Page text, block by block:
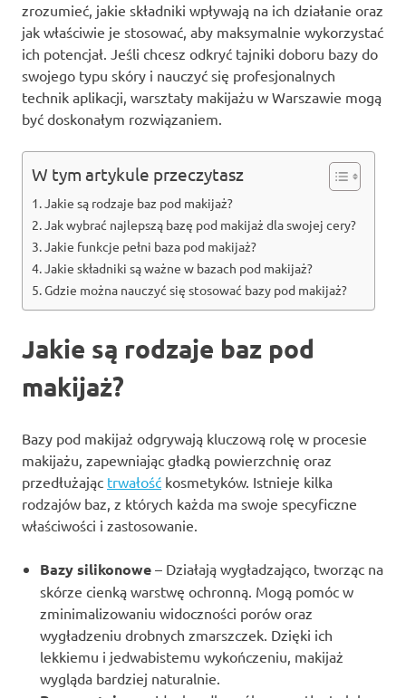
zrozumieć, jakie składniki wpływają na ich działanie oraz
jak właściwie je stosować, aby maksymalnie wykorzystać
ich potencjał. Jeśli chcesz odkryć tajniki doboru bazy do
swojego typu skóry i nauczyć się profesjonalnych
technik aplikacji, warsztaty makijażu w Warszawie mogą
być doskonałym rozwiązaniem.
W tym artykule przeczytasz
Jakie są rodzaje baz pod makijaż?
Jak wybrać najlepszą bazę pod makijaż dla swojej cery?
Jakie funkcje pełni baza pod makijaż?
Jakie składniki są ważne w bazach pod makijaż?
Gdzie można nauczyć się stosować bazy pod makijaż?
Jakie są rodzaje baz pod
makijaż?
Bazy pod makijaż odgrywają kluczową rolę w procesie
makijażu, zapewniając gładką powierzchnię oraz
przedłużając trwałość kosmetyków. Istnieje kilka
rodzajów baz, z których każda ma swoje specyficzne
właściwości i zastosowanie.
Bazy silikonowe – Działają wygładzająco, tworząc na
skórze cienką warstwę ochronną. Mogą pomóc w
zminimalizowaniu widoczności porów oraz
wygładzeniu drobnych zmarszczek. Dzięki ich
lekkiemu i jedwabistemu wykończeniu, makijaż
wygląda bardziej naturalnie.